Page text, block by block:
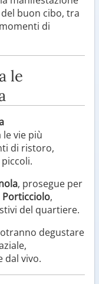
buon cibo, tra
di
le
le vie più
di ristoro,
, prosegue per
Porticciolo,
del quartiere.
degustare
dal vivo.